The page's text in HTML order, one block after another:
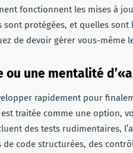
fonctionnent les mises à
protégées, et quelles sont
de devoir gérer vous-même
une mentalité
rapidement pour
traitée comme une option,
des tests rudimentaires,
code structurées, des